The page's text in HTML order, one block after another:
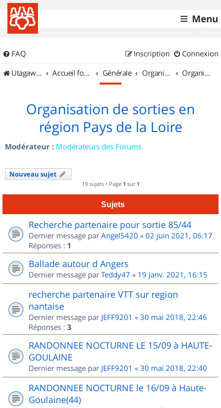
Menu
FAQ Connexion
Inscription
UtagawaVTT (Randos VTT et VTTAE avec traces GPS)
Accueil forum Générale Organisation de sorties & Recherche de partenaires Organisation de sorties en région Pays de la Loire
Organisation de sorties en
région Pays de la Loire
Modérateur : Modérateurs des Forums
Nouveau sujet
19 sujets • Page 1 sur 1
Sujets
Recherche partenaire pour sortie 85/44
Dernier message par Angel5420 « 02 juin 2021, 06:17
Réponses : 1
Ballade autour d Angers
Dernier message par Teddy47 « 19 janv. 2021, 16:15
recherche partenaire VTT sur region
nantaise
Dernier message par JEFF9201 « 30 mai 2018, 22:46
Réponses : 3
RANDONNEE NOCTURNE LE 15/09 à HAUTE-
GOULAINE
Dernier message par JEFF9201 « 30 mai 2018, 22:40
RANDONNEE NOCTURNE le 16/09 à Haute-
Goulaine(44)